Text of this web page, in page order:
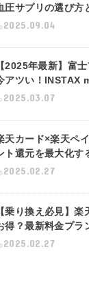
圧サプリの選び方
2025.09.04
【2025年最新】富
アツい！INSTAX
2025.03.07
天カード×楽天ペ
ト還元を最大化す
2025.02.27
【乗り換え必見】
得？最新料金プラ
2025.02.27